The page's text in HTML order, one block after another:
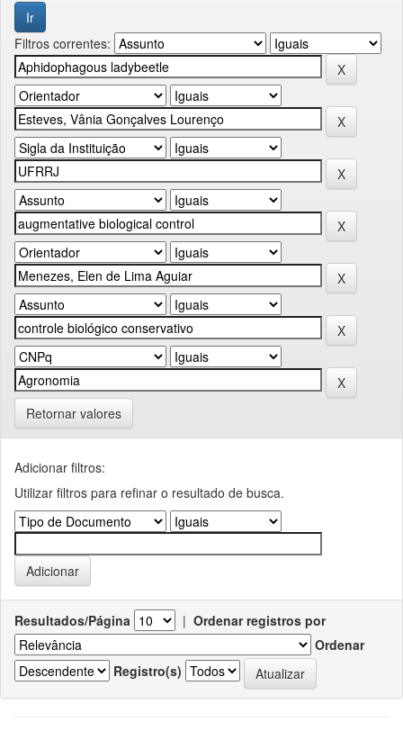
Filtros correntes:
Retornar valores
Adicionar filtros:
Utilizar filtros para refinar o resultado de busca.
Resultados/Página | Ordenar registros por
Ordenar
Registro(s)